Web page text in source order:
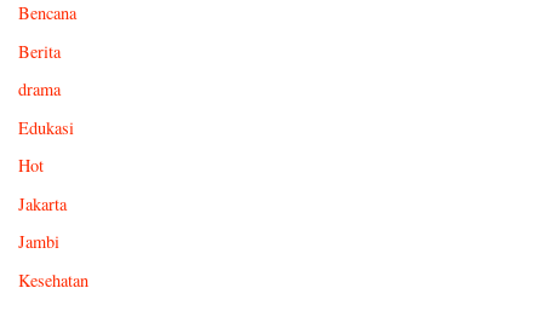
Bencana
Berita
drama
Edukasi
Hot
Jakarta
Jambi
Kesehatan